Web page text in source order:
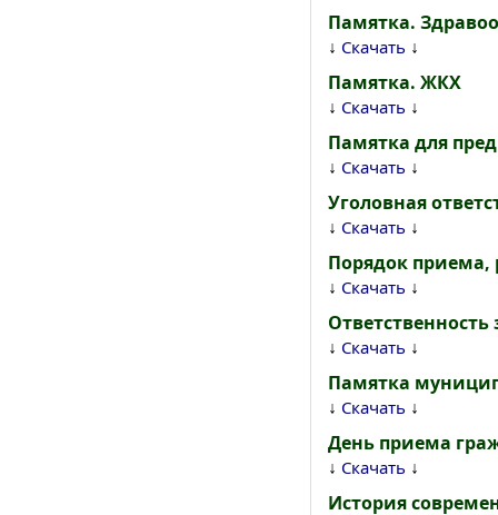
Памятка.
↓ Скачать ↓
Памятка. ЖКХ
↓ Скачать ↓
Памятка для
↓ Скачать ↓
Уголовная
↓ Скачать ↓
Порядок приема,
↓ Скачать ↓
↓ Скачать ↓
Памятка
↓ Скачать ↓
День приема
↓ Скачать ↓
История